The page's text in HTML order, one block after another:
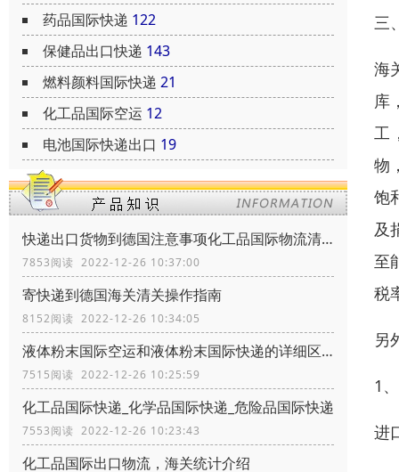
药品国际快递 122
保健品出口快递 143
燃料颜料国际快递 21
化工品国际空运 12
电池国际快递出口 19
快递出口货物到德国注意事项化工品国际物流清关政策
7853阅读 2022-12-26 10:37:00
寄快递到德国海关清关操作指南
8152阅读 2022-12-26 10:34:05
液体粉末国际空运和液体粉末国际快递的详细区别
7515阅读 2022-12-26 10:25:59
化工品国际快递_化学品国际快递_危险品国际快递
7553阅读 2022-12-26 10:23:43
化工品国际出口物流，海关统计介绍
三
海
库
工
物
饱
及
至
税
另
1
进